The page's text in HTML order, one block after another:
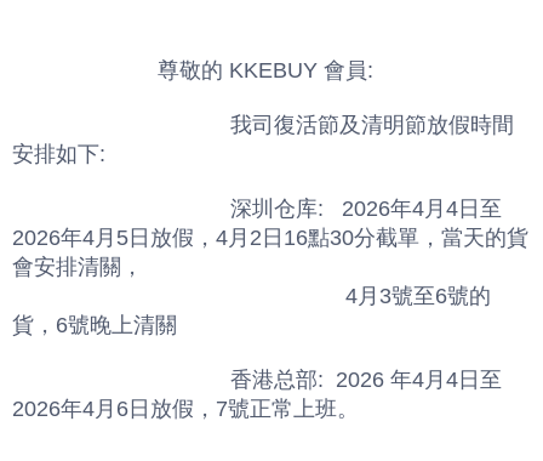
尊敬的 KKEBUY 會員:
我司復活節及清明節放假時間
安排如下:
深圳仓库:   2026年4月4日至
2026年4月5日放假，4月2日16點30分截單，當天的貨
會安排清關，
貨，6號晚上清關
香港总部:  2026 年4月4日至
2026年4月6日放假，7號正常上班。